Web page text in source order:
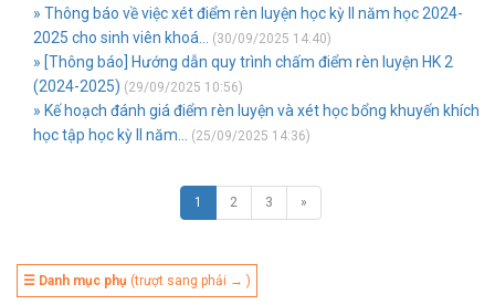
» Thông báo về việc xét điểm rèn luyện học kỳ II năm học 2024-
2025 cho sinh viên khoá...
(30/09/2025 14:40)
» [Thông báo] Hướng dẫn quy trình chấm điểm rèn luyện HK 2
(2024-2025) (29/09/2025 10:56)
» Kế hoạch đánh giá điểm rèn luyện và xét học bổng khuyến khích
học tập học kỳ II năm...
(25/09/2025 14:36)
1 2 3 »
☰ Danh mục phụ (trượt sang phải → )